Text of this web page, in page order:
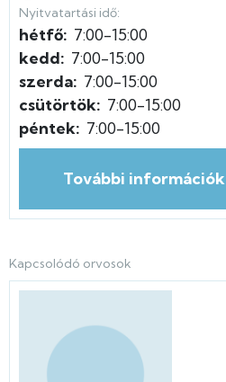
Nyitvatartási idő:
hétfő: 7:00-15:00
kedd: 7:00-15:00
szerda: 7:00-15:00
csütörtök: 7:00-15:00
péntek: 7:00-15:00
További információk
Kapcsolódó orvosok